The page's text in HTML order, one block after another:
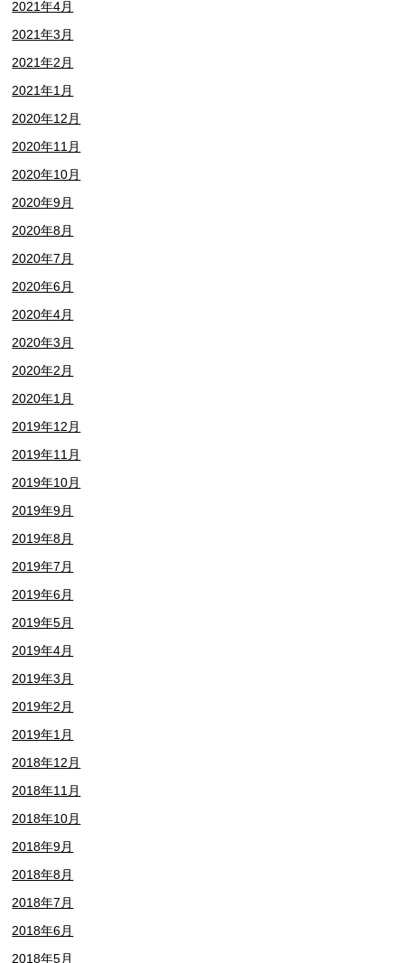
2021年4月
2021年3月
2021年2月
2021年1月
2020年12月
2020年11月
2020年10月
2020年9月
2020年8月
2020年7月
2020年6月
2020年4月
2020年3月
2020年2月
2020年1月
2019年12月
2019年11月
2019年10月
2019年9月
2019年8月
2019年7月
2019年6月
2019年5月
2019年4月
2019年3月
2019年2月
2019年1月
2018年12月
2018年11月
2018年10月
2018年9月
2018年8月
2018年7月
2018年6月
2018年5月